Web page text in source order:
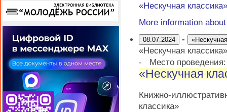
«Нескучная классика»
More information
08.07.2024 -
«Нескучная классика»
-
Место
«Нескучная
Книжно-
классика»